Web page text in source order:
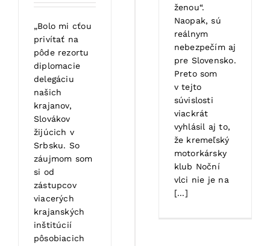
„Bolo mi cťou
privítať na
pôde rezortu
diplomacie
delegáciu
našich
krajanov,
Slovákov
žijúcich v
Srbsku. So
záujmom som
si od
zástupcov
viacerých
krajanských
inštitúcií
pôsobiacich
ženou“.
Naopak, sú
reálnym
nebezpečím aj
pre Slovensko.
Preto som
v tejto
súvislosti
viackrát
vyhlásil aj to,
že kremeľský
motorkársky
klub Noční
vlci nie je na
[...]